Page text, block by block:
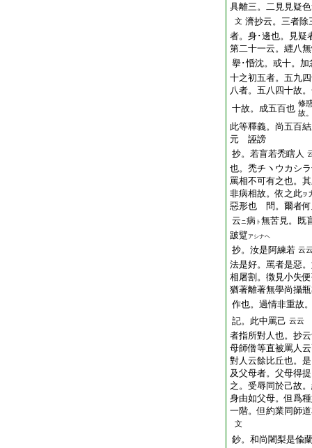
具離三。二見見疑
文 濟抄云。三者除
者。身･邊也。見疑
第二十一云。纒八
擧･惛沈。或十。加
十之初五者。五九
八者。五八四十故
十故。成五百也 修
故
此等釋義。尚五百
元
誣謗
抄。若盲若禿瞎人
也。禿チヽウカシ
罵相不可有之也。
非病相故。依之此ヲ
惡形也 問。爾者
云ニ病 ト 無苦見。既
跛躄 アシナヘ
抄。汝是阿練若 云
法是好。罵者是惡
相屠割。徴見小失
猶著離著無學尚攝
作也。過情非重故
記。此中罵己 云云
者指所對人也。抄
母師僧等直被罵人
對人云餘比丘也。
及父母者。父母得
之。受辱同於己故
身由如父母。但爲
一階。但約業同師
文
鈔。和尚闍梨是偸